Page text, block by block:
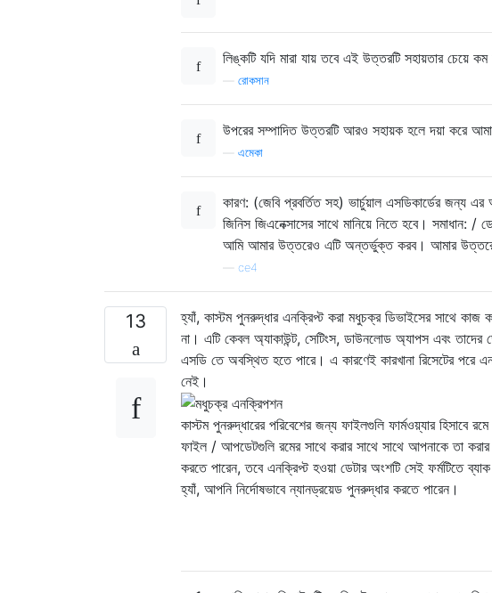
লিঙ্কটি যদি মারা যায় তবে এই উত্তরটি সহায়তার চেয়ে কম
রোকসান
উপরের সম্পাদিত উত্তরটি আরও সহায়ক হলে দয়া করে
এমেকা
কারণ: (জেবি প্রবর্তিত সহ) ভার্চুয়াল এসডিকার্ডের জন্য
জিনিস জিএনেক্সাসের সাথে মানিয়ে নিতে হবে। সমাধান:
আমি আমার উত্তরেও এটি অন্তর্ভুক্ত করব। আমার
ce4
13
হ্যাঁ, কাস্টম পুনরুদ্ধার এনক্রিপ্ট করা মধুচক্র ডিভাইসের সাথে কাজ
না। এটি কেবল অ্যাকাউন্ট, সেটিংস, ডাউনলোড অ্যাপস এবং তাদের
এসডি তে অবস্থিত হতে পারে। এ কারণেই কারখানা রিসেটের
নেই।
কাস্টম পুনরুদ্ধারের পরিবেশের জন্য ফাইলগুলি ফার্মওয়্যার হিসাবে
ফাইল / আপডেটগুলি রমের সাথে করার সাথে সাথে আপনাকে তা
করতে পারেন, তবে এনক্রিপ্ট হওয়া ডেটার অংশটি সেই ফর্মটিতে
হ্যাঁ, আপনি নির্দোষভাবে ন্যানড্রয়েড পুনরুদ্ধার করতে পারেন।